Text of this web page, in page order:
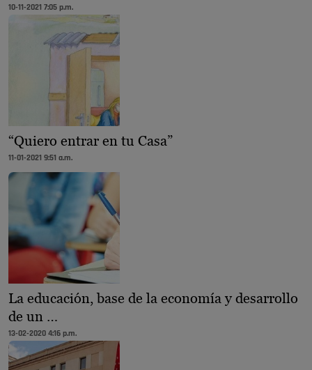
10-11-2021 7:05 p.m.
“Quiero entrar en tu Casa”
11-01-2021 9:51 a.m.
La educación, base de la economía y desarrollo
de un …
13-02-2020 4:16 p.m.